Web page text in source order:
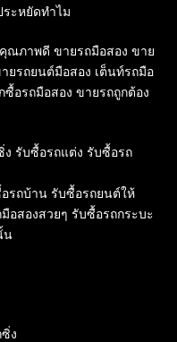
ระหยัดทำไม
ณภาพดี ขายรถมือสอง ขาย
ยรถยนต์มือสอง เต็นท์รถมือ
อรถมือสอง ขายรถถูกต้อง
รับซื้อรถแต่ง รับซื้อรถ
รถบ้าน รับซื้อรถยนต์ให้
อสองสวยๆ รับซื้อรถกระบะ
น
ง